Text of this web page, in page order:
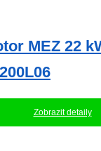
MEZ 22
Zobrazit detaily